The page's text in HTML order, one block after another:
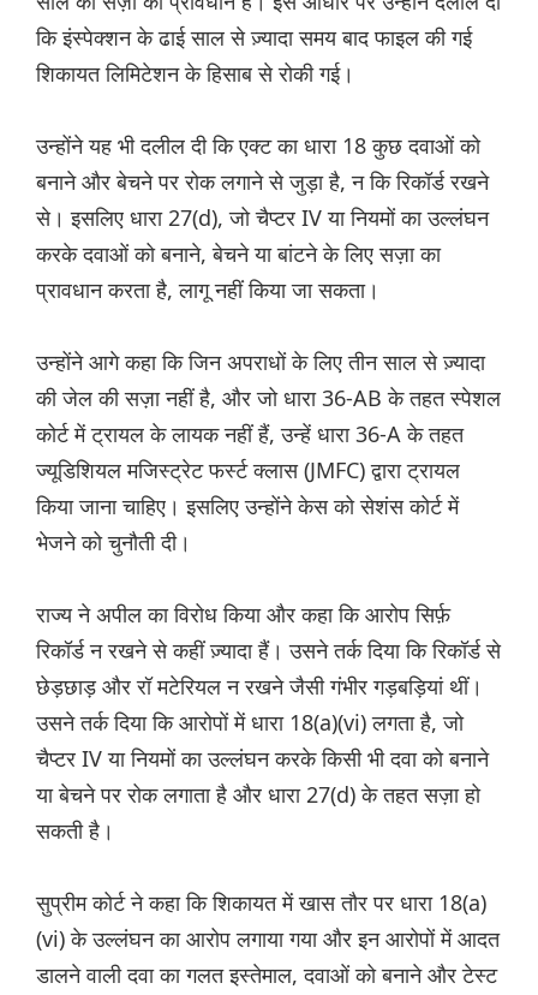
कि इंस्पेक्शन के ढाई साल से ज़्यादा समय बाद फाइल की गई
शिकायत लिमिटेशन के हिसाब से रोकी गई।
उन्होंने यह भी दलील दी कि एक्ट का धारा 18 कुछ दवाओं को
बनाने और बेचने पर रोक लगाने से जुड़ा है, न कि रिकॉर्ड रखने
से। इसलिए धारा 27(d), जो चैप्टर IV या नियमों का उल्लंघन
करके दवाओं को बनाने, बेचने या बांटने के लिए सज़ा का
प्रावधान करता है, लागू नहीं किया जा सकता।
उन्होंने आगे कहा कि जिन अपराधों के लिए तीन साल से ज़्यादा
की जेल की सज़ा नहीं है, और जो धारा 36-AB के तहत स्पेशल
कोर्ट में ट्रायल के लायक नहीं हैं, उन्हें धारा 36-A के तहत
ज्यूडिशियल मजिस्ट्रेट फर्स्ट क्लास (JMFC) द्वारा ट्रायल
किया जाना चाहिए। इसलिए उन्होंने केस को सेशंस कोर्ट में
भेजने को चुनौती दी।
राज्य ने अपील का विरोध किया और कहा कि आरोप सिर्फ़
रिकॉर्ड न रखने से कहीं ज़्यादा हैं। उसने तर्क दिया कि रिकॉर्ड से
छेड़छाड़ और रॉ मटेरियल न रखने जैसी गंभीर गड़बड़ियां थीं।
उसने तर्क दिया कि आरोपों में धारा 18(a)(vi) लगता है, जो
चैप्टर IV या नियमों का उल्लंघन करके किसी भी दवा को बनाने
या बेचने पर रोक लगाता है और धारा 27(d) के तहत सज़ा हो
सकती है।
सुप्रीम कोर्ट ने कहा कि शिकायत में खास तौर पर धारा 18(a)
(vi) के उल्लंघन का आरोप लगाया गया और इन आरोपों में आदत
डालने वाली दवा का गलत इस्तेमाल, दवाओं को बनाने और टेस्ट